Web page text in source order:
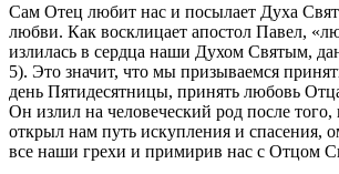
Сам Отец любит нас и посылает Духа
любви. Как восклицает апостол Павел,
излилась в сердца наши Духом Святым,
5). Это значит, что мы призываемся
день Пятидесятницы, принять любовь
Он излил на человеческий род после
открыл нам путь искупления и
все наши грехи и примирив нас с Отцом